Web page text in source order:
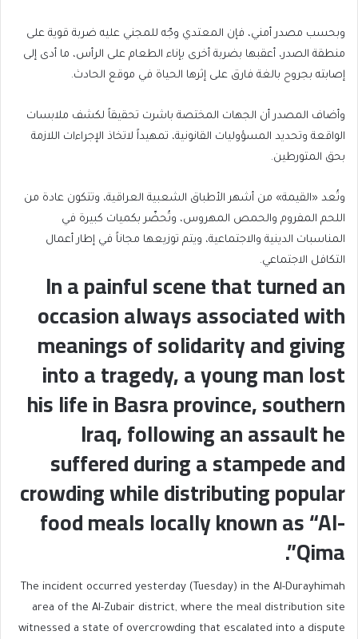
وبحسب مصدر أمني، فإن المعتدي وجّه للمجني عليه ضربة قوية على
منطقة الصدر، أعقبها بضربة أخرى بإناء الطعام على الرأس، ما أدى إلى
إصابته بجروح بالغة فارق على إثرها الحياة في موقع الحادث.
وأضاف المصدر أن الجهات المختصة باشرت تحقيقاً لكشف ملابسات
الواقعة وتحديد المسؤوليات القانونية، تمهيداً لاتخاذ الإجراءات اللازمة
بحق المتورطين.
وتُعد «القيمة» من أشهر الأطباق الشعبية العراقية، وتتكون عادة من
اللحم المفروم والحمص المهروس، وتُحضّر بكميات كبيرة في
المناسبات الدينية والاجتماعية، ويتم توزيعها مجاناً في إطار أعمال
التكافل الاجتماعي.
In a painful scene that turned an
occasion always associated with
meanings of solidarity and giving
into a tragedy, a young man lost
his life in Basra province, southern
Iraq, following an assault he
suffered during a stampede and
crowding while distributing popular
food meals locally known as “Al-
Qima”.
The incident occurred yesterday (Tuesday) in the Al-Durayhimah
area of the Al-Zubair district, where the meal distribution site
witnessed a state of overcrowding that escalated into a dispute